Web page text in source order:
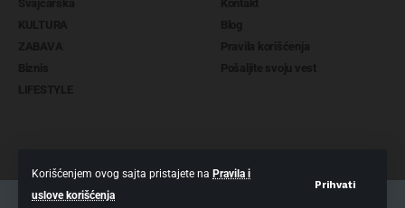
Korišćenjem ovog sajta pristajete na Pravila i
uslove korišćenja
Prihvati